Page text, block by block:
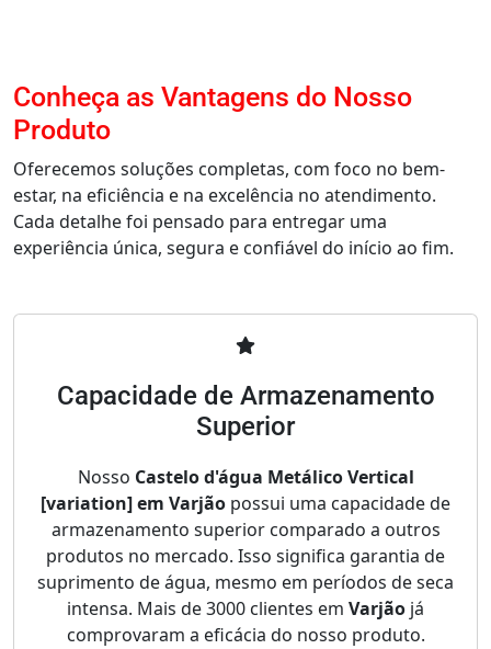
Conheça as Vantagens do Nosso
Produto
Oferecemos soluções completas, com foco no bem-
estar, na eficiência e na excelência no atendimento.
Cada detalhe foi pensado para entregar uma
experiência única, segura e confiável do início ao fim.
Capacidade de Armazenamento
Superior
Nosso Castelo d'água Metálico Vertical
[variation] em Varjão possui uma capacidade de
armazenamento superior comparado a outros
produtos no mercado. Isso significa garantia de
suprimento de água, mesmo em períodos de seca
intensa. Mais de 3000 clientes em Varjão já
comprovaram a eficácia do nosso produto.